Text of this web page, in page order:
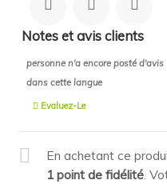
Notes et avis clients
personne n'a encore posté d'avis
dans cette langue
Evaluez-Le
En achetant ce
1 point de fidélité .